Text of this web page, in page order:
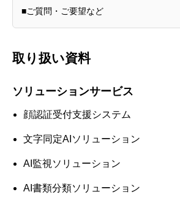
■ご質問・ご要望など
取り扱い資料
ソリューションサービス
顔認証受付支援システム
文字同定AIソリューション
AI監視ソリューション
AI書類分類ソリューション